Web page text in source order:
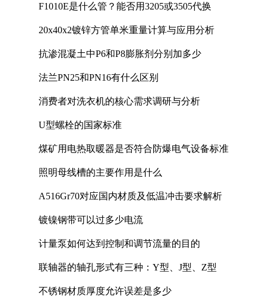
F1010E是什么管？能否用3205或3505代换
20x40x2镀锌方管单米重量计算与应用分析
抗渗混凝土中P6和P8膨胀剂分别加多少
法兰PN25和PN16有什么区别
消费者对洗衣机的核心需求调研与分析
U型螺栓的国家标准
煤矿用电热取暖器是否符合防爆电气设备标准
照明母线槽的主要作用是什么
A516Gr70对应国内材质及低温冲击要求解析
镀镍钢带可以过多少电流
计量泵如何达到控制和调节流量的目的
联轴器的轴孔形式有三种：Y型、J型、Z型
不锈钢材质厚度允许误差是多少